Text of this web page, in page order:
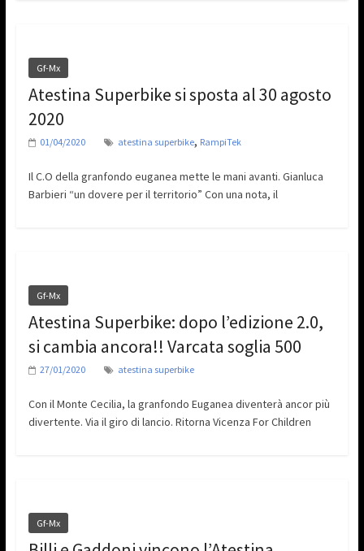
Gf-Mx
Atestina Superbike si sposta al 30 agosto
2020
01/04/2020 atestina superbike, RampiTek
Il C.O della granfondo euganea mette le mani avanti. Gianluca
Barbieri “un dovere per il territorio” Con una nota, il
Gf-Mx
Atestina Superbike: dopo l’edizione 2.0,
si cambia ancora!! Varcata soglia 500
27/01/2020 atestina superbike
Con il Monte Cecilia, la granfondo Euganea diventerà ancor più
divertente. Via il giro di lancio. Ritorna Vicenza For Children
Gf-Mx